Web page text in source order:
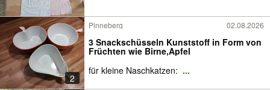
2
Pinneberg 02.08.2026
3 Snackschüsseln Kunststoff in Form von
Früchten wie Birne,Apfel
für kleine Naschkatzen: ...